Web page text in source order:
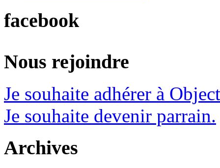
facebook
Nous rejoindre
Je souhaite adhérer à
Je souhaite devenir parrain.
Archives